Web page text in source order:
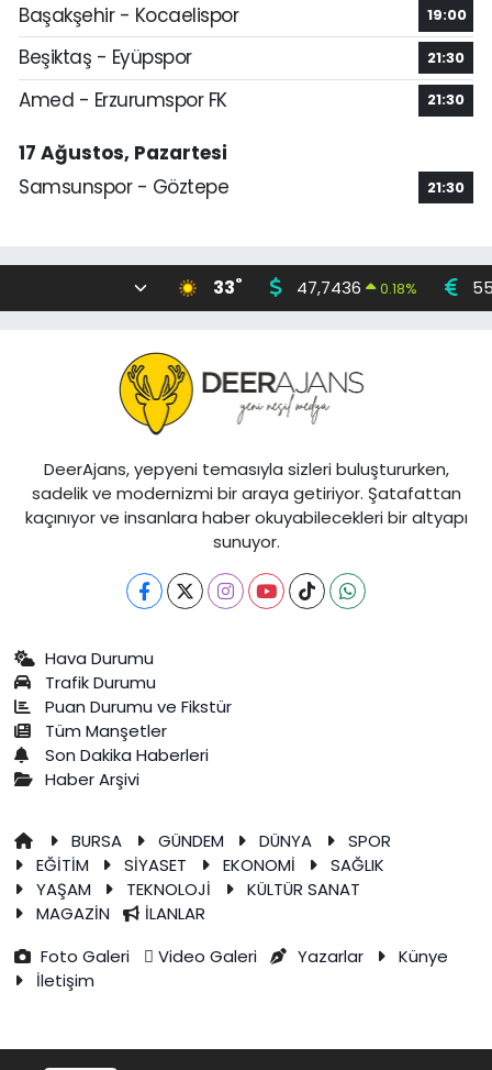
Başakşehir - Kocaelispor
19:00
Beşiktaş - Eyüpspor 21:30
Amed - Erzurumspor FK 21:30
17 Ağustos, Pazartesi
Samsunspor - Göztepe
21:30
33° 47,7436 0.18%
DeerAjans, yepyeni temasıyla sizleri buluştururken,
sadelik ve modernizmi bir araya getiriyor. Şatafattan
kaçınıyor ve insanlara haber okuyabilecekleri bir altyapı
sunuyor.
Hava Durumu
Trafik Durumu
Puan Durumu ve Fikstür
Tüm Manşetler
Son Dakika Haberleri
Haber Arşivi
BURSA GÜNDEM DÜNYA
SPOR
EĞİTİM
SİYASET EKONOMİ
SAĞLIK
YAŞAM
TEKNOLOJİ
KÜLTÜR SANAT
MAGAZİN
İLANLAR
Foto Galeri
Video Galeri Yazarlar
Künye
İletişim